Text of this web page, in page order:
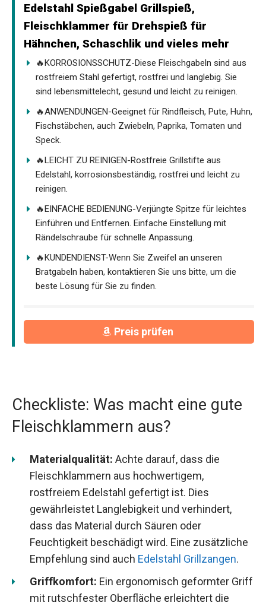
Edelstahl Spießgabel Grillspieß,
Fleischklammer für Drehspieß für
Hähnchen, Schaschlik und vieles mehr
🔥KORROSIONSSCHUTZ-Diese Fleischgabeln sind aus
rostfreiem Stahl gefertigt, rostfrei und langlebig. Sie
sind lebensmittelecht, gesund und leicht zu reinigen.
🔥ANWENDUNGEN-Geeignet für Rindfleisch, Pute, Huhn,
Fischstäbchen, auch Zwiebeln, Paprika, Tomaten und
Speck.
🔥LEICHT ZU REINIGEN-Rostfreie Grillstifte aus
Edelstahl, korrosionsbeständig, rostfrei und leicht zu
reinigen.
🔥EINFACHE BEDIENUNG-Verjüngte Spitze für leichtes
Einführen und Entfernen. Einfache Einstellung mit
Rändelschraube für schnelle Anpassung.
🔥KUNDENDIENST-Wenn Sie Zweifel an unseren
Bratgabeln haben, kontaktieren Sie uns bitte, um die
beste Lösung für Sie zu finden.
Preis prüfen
Checkliste: Was macht eine gute
Fleischklammern aus?
Materialqualität: Achte darauf, dass die
Fleischklammern aus hochwertigem,
rostfreiem Edelstahl gefertigt ist. Dies
gewährleistet Langlebigkeit und verhindert,
dass das Material durch Säuren oder
Feuchtigkeit beschädigt wird. Eine zusätzliche
Empfehlung sind auch Edelstahl Grillzangen.
Griffkomfort: Ein ergonomisch geformter Griff
mit rutschfester Oberfläche erleichtert die